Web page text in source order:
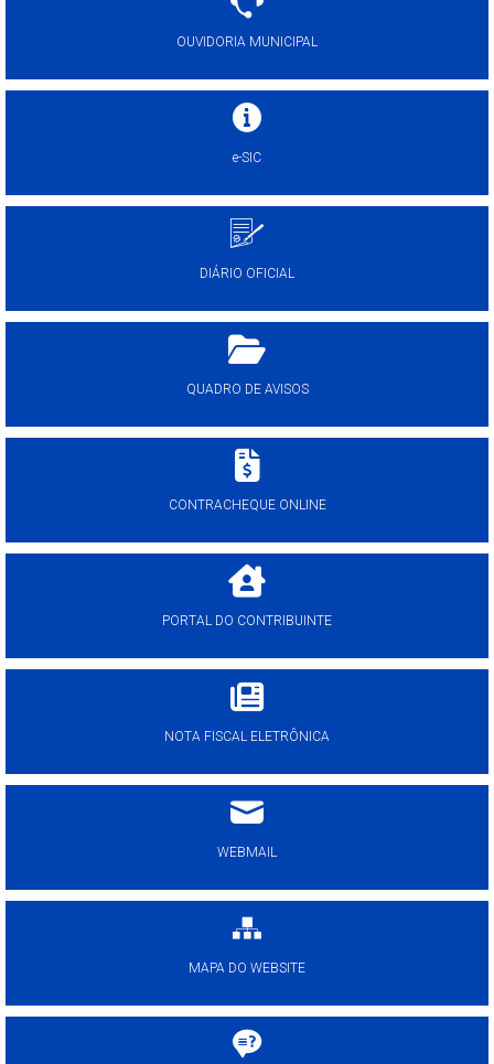
OUVIDORIA MUNICIPAL
e-SIC
DIÁRIO OFICIAL
QUADRO DE AVISOS
CONTRACHEQUE ONLINE
PORTAL DO CONTRIBUINTE
NOTA FISCAL ELETRÔNICA
WEBMAIL
MAPA DO WEBSITE